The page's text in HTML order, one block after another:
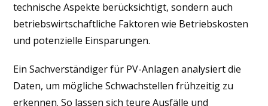
technische Aspekte berücksichtigt, sondern auch
betriebswirtschaftliche Faktoren wie Betriebskosten
und potenzielle Einsparungen.
Ein Sachverständiger für PV-Anlagen analysiert die
Daten, um mögliche Schwachstellen frühzeitig zu
erkennen. So lassen sich teure Ausfälle und